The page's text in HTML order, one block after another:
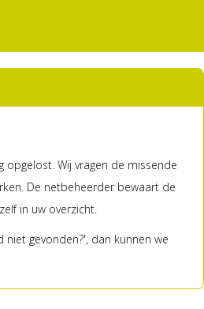
Wij vragen de missende
De netbeheerder bewaart de
in uw overzicht.
gevonden?', dan kunnen we